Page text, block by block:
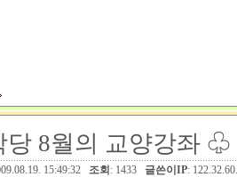
8월의 교양강좌 ♧
15:49:32 조회 : 1433 글쓴이IP: